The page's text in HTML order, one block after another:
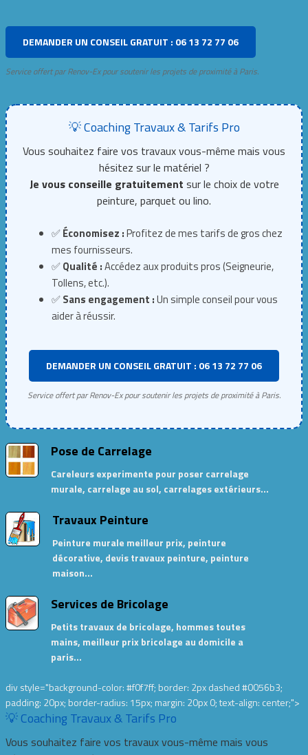
DEMANDER UN CONSEIL GRATUIT : 06 13 72 77 06
Service offert par Renov-Ex pour soutenir les projets de proximité à Paris.
💡 Coaching Travaux & Tarifs Pro
Vous souhaitez faire vos travaux vous-même mais vous
hésitez sur le matériel ?
Je vous conseille gratuitement sur le choix de votre
peinture, parquet ou lino.
✅Économisez :Profitez de mes tarifs de gros chez
mes fournisseurs.
✅Qualité :Accédez aux produits pros (Seigneurie,
Tollens, etc.).
✅Sans engagement :Un simple conseil pour vous
aider à réussir.
DEMANDER UN CONSEIL GRATUIT : 06 13 72 77 06
Service offert par Renov-Ex pour soutenir les projets de proximité à Paris.
Pose de Carrelage
Careleurs experimente pour poser carrelage
murale, carrelage au sol, carrelages extérieurs…
Travaux Peinture
Peinture murale meilleur prix, peinture
décorative, devis travaux peinture, peinture
maison…
Services de Bricolage
Petits travaux de bricolage, hommes toutes
mains, meilleur prix bricolage au domicile a
paris…
div style="background-color: #f0f7ff; border: 2px dashed #0056b3;
padding: 20px; border-radius: 15px; margin: 20px 0; text-align: center;">
💡 Coaching Travaux & Tarifs Pro
Vous souhaitez faire vos travaux vous-même mais vous